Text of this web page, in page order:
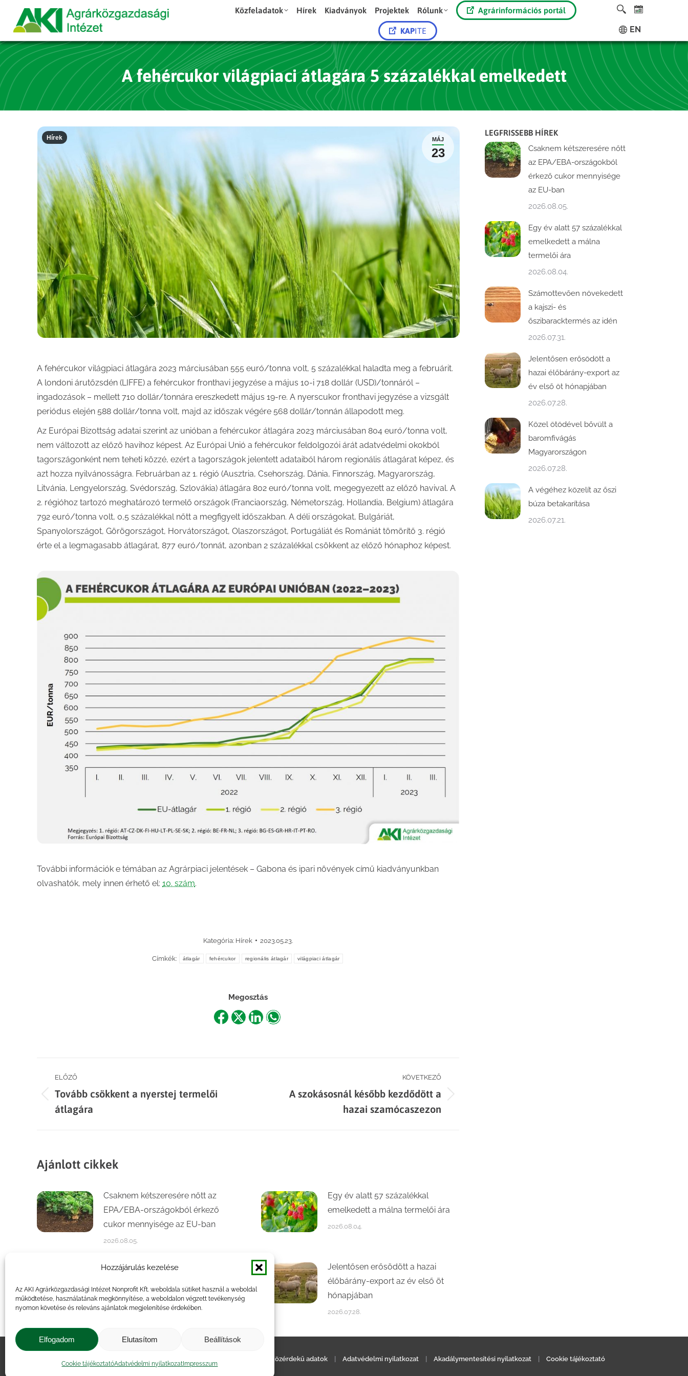
Hozzájárulás kezelése
Az AKI Agrárközgazdasági Intézet Nonprofit Kft. weboldala sütiket használ a weboldal
működtetése, használatának megkönnyítése, a weboldalon végzett tevékenység
nyomon követése és releváns ajánlatok megjelenítése érdekében.
Elfogadom Elutasítom Beállítások
Cookie tájékoztatóAdatvédelmi nyilatkozat Impresszum
Közfeladatok Hírek Kiadványok Projektek Rólunk Agrárinformációs portál
KAPITE EN
A fehércukor világpiaci átlagára 5 százalékkal emelkedett
MÁJ
23
Hírek
A fehércukor világpiaci átlagára 2023 márciusában 555 euró/tonna volt, 5 százalékkal haladta meg a februárit.
A londoni árutőzsdén (LIFFE) a fehércukor fronthavi jegyzése a május 10-i 718 dollár (USD)/tonnáról –
ingadozások – mellett 710 dollár/tonnára ereszkedett május 19-re. A nyerscukor fronthavi jegyzése a vizsgált
periódus elején 588 dollár/tonna volt, majd az időszak végére 568 dollár/tonnán állapodott meg.
Az Európai Bizottság adatai szerint az unióban a fehércukor átlagára 2023 márciusában 804 euró/tonna volt,
nem változott az előző havihoz képest. Az Európai Unió a fehércukor feldolgozói árát adatvédelmi okokból
tagországonként nem teheti közzé, ezért a tagországok jelentett adataiból három regionális átlagárat képez, és
azt hozza nyilvánosságra. Februárban az 1. régió (Ausztria, Csehország, Dánia, Finnország, Magyarország,
Litvánia, Lengyelország, Svédország, Szlovákia) átlagára 802 euró/tonna volt, megegyezett az előző havival. A
2. régióhoz tartozó meghatározó termelő országok (Franciaország, Németország, Hollandia, Belgium) átlagára
792 euró/tonna volt, 0,5 százalékkal nőtt a megfigyelt időszakban. A déli országokat, Bulgáriát,
Spanyolországot, Görögországot, Horvátországot, Olaszországot, Portugáliát és Romániát tömörítő 3. régió
érte el a legmagasabb átlagárat, 877 euró/tonnát, azonban 2 százalékkal csökkent az előző hónaphoz képest.
További információk e témában az Agrárpiaci jelentések – Gabona és ipari növények című kiadványunkban
olvashatók, mely innen érhető el: 10. szám.
Kategória: Hírek 2023.05.23.
Címkék: átlagár fehércukor regionális átlagár világpiaci átlagár
Megosztás
ShareShareShareShare
Post
navigation
ELŐZŐ
Previous
post:
Tovább csökkent a nyerstej termelői
átlagára
KÖVETKEZŐ
A szokásosnál később kezdődött a
hazai szamócaszezon
Ajánlott cikkek
Csaknem kétszeresére nőtt az
EPA/EBA-országokból érkező
cukor mennyisége az EU-ban
2026.08.05.
Egy év alatt 57 százalékkal
emelkedett a málna termelői ára
2026.08.04.
Számottevően növekedett a
idén
2026.07.31.
Jelentősen erősödött a hazai
élőbárány-export az év első öt
hónapjában
2026.07.28.
LEGFRISSEBB HÍREK
Csaknem kétszeresére nőtt
az EPA/EBA-országokból
érkező cukor mennyisége
az EU-ban
2026.08.05.
Egy év alatt 57 százalékkal
emelkedett a málna
termelői ára
2026.08.04.
Számottevően növekedett
a kajszi- és
őszibaracktermés az idén
2026.07.31.
Jelentősen erősödött a
hazai élőbárány-export az
év első öt hónapjában
2026.07.28.
Közel ötödével bővült a
baromfivágás
Magyarországon
2026.07.28.
A végéhez közelít az őszi
búza betakarítása
2026.07.21.
Impresszum Kapcsolat Közérdekű adatok Adatvédelmi nyilatkozat Akadálymentesítési nyilatkozat Cookie tájékoztató